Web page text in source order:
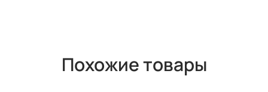
Похожие товары